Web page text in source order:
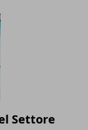
Settore